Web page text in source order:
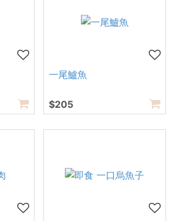
一尾鱸魚
$205